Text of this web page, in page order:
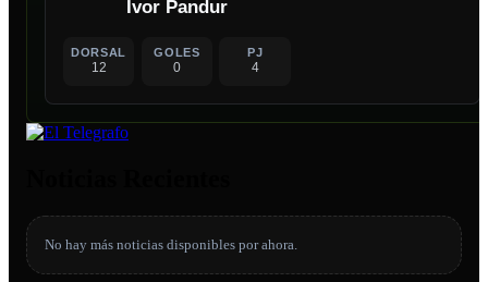
Ivor Pandur
DORSAL
12
GOLES
0
PJ
4
No hay más noticias disponibles por ahora.